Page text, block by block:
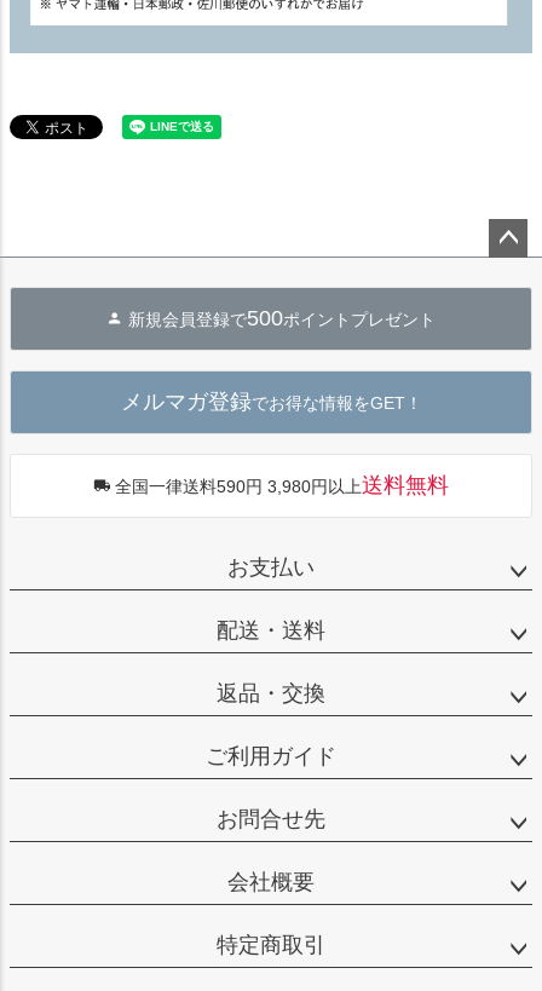
へ
新規会員登録で500ポイントプレゼント
メルマガ登録でお得な情報をGET！
全国一律送料590円 3,980円以上送料無料
お支払い
配送・送料
返品・交換
ご利用ガイド
お問合せ先
会社概要
特定商取引